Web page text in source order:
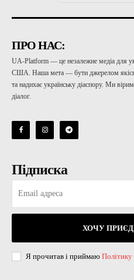
ПРО НАС:
UA-Platform — це незалежне медіа для
США. Наша мета — бути джерелом
та надихає українську діаспору. Ми
діалог.
Підписка
ХОЧУ
Я прочитав і приймаю Політику